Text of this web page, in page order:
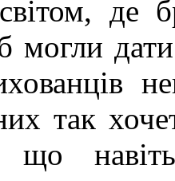
де
могли
так
що